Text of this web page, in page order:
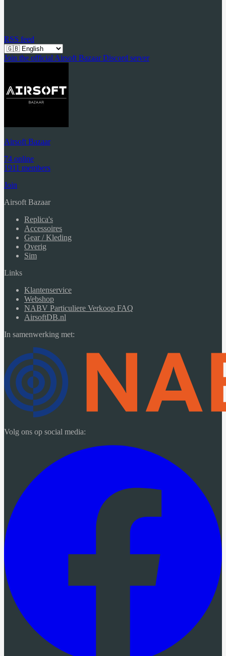
RSS feed
Join the official Airsoft Bazaar Discord server
Airsoft Bazaar
74 online
1911 members
Join
Airsoft Bazaar
Replica's
Accessoires
Gear / Kleding
Overig
Sim
Links
Klantenservice
Webshop
NABV Particuliere Verkoop FAQ
AirsoftDB.nl
In samenwerking met:
Volg ons op social media: